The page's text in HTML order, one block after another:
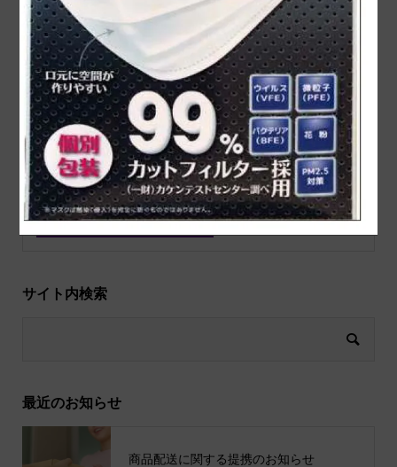
上に表示された文字を入力してください。
サイト内検索
最近のお知らせ
商品配送に関する提携のお知らせ